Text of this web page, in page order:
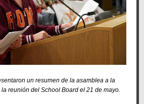
un resumen de la asamblea a la
reunión del School Board el 21 de mayo.